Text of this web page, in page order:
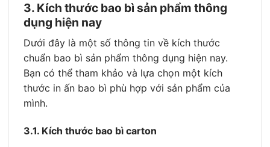
3. Kích thước bao bì sản phẩm thông
dụng hiện nay
Dưới đây là một số thông tin về kích thước
chuẩn bao bì sản phẩm thông dụng hiện nay.
Bạn có thể tham khảo và lựa chọn một kích
thước in ấn bao bì phù hợp với sản phẩm của
mình.
3.1. Kích thước bao bì carton